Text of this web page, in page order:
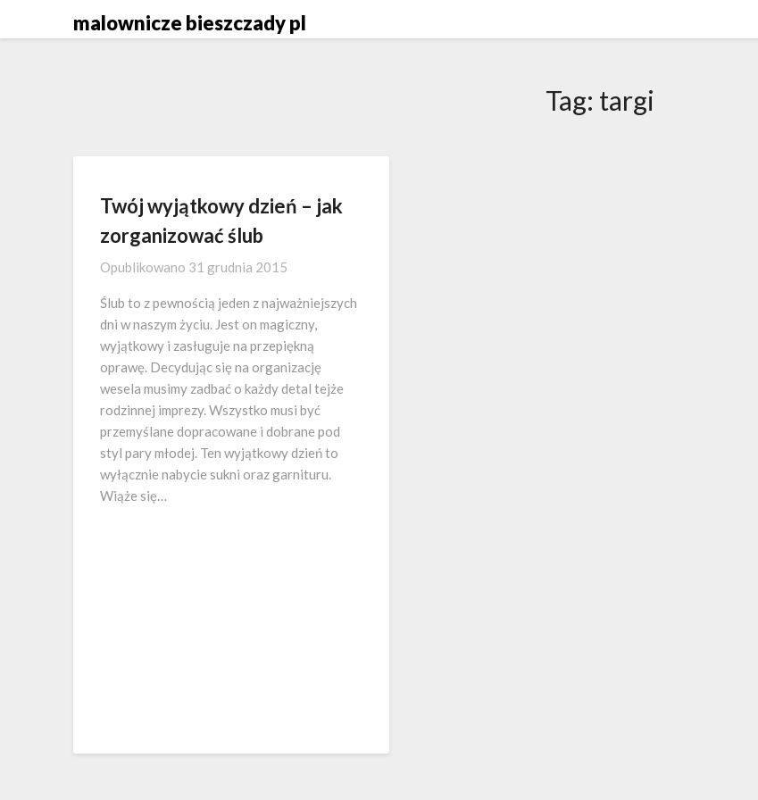
malownicze bieszczady pl
Tag: targi
Twój wyjątkowy dzień – jak
zorganizować ślub
Opublikowano 31 grudnia 2015
Ślub to z pewnością jeden z najważniejszych
dni w naszym życiu. Jest on magiczny,
wyjątkowy i zasługuje na przepiękną
oprawę. Decydując się na organizację
wesela musimy zadbać o każdy detal tejże
rodzinnej imprezy. Wszystko musi być
przemyślane dopracowane i dobrane pod
styl pary młodej. Ten wyjątkowy dzień to
wyłącznie nabycie sukni oraz garnituru.
Wiąże się…